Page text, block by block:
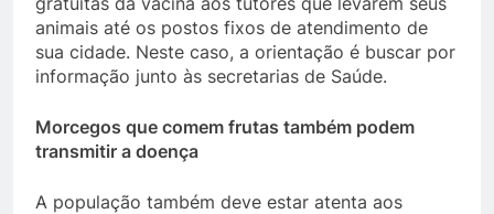
animais até os postos fixos de atendimento de
sua cidade. Neste caso, a orientação é buscar por
informação junto às secretarias de Saúde.
Morcegos que comem frutas também podem
transmitir a doença
A população também deve estar atenta aos